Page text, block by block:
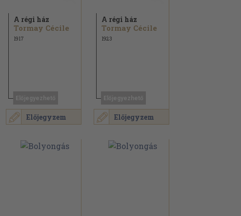
Előjegyzem
A régi ház
Tormay Cécile
1917
Előjegyzem
A régi ház
Tormay Cécile
1923